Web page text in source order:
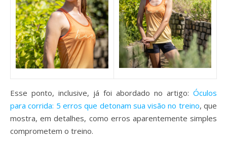
Esse ponto, inclusive, já foi abordado no artigo: Óculos
para corrida: 5 erros que detonam sua visão no treino, que
mostra, em detalhes, como erros aparentemente simples
comprometem o treino.